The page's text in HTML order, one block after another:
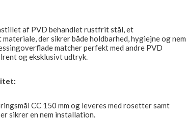
af PVD behandlet rustfrit stål, et
der sikrer både holdbarhed, hygiejne og nem
matcher perfekt med andre PVD
og eksklusivt udtryk.
CC 150 mm og leveres med rosetter samt
sikrer en nem installation.